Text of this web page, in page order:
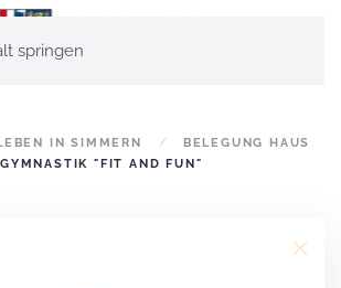
springen
IN SIMMERN
BELEGUNG HAUS
GYMNASTIK "FIT AND FUN"